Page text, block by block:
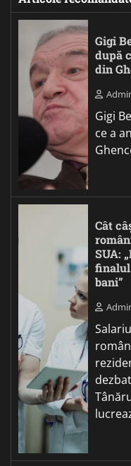
Gigi
după
din
Gigi
ce a
Cât
SUA:
finalul
bani”